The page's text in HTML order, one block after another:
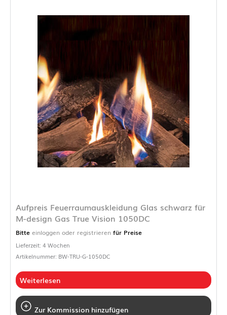
Aufpreis Feuerraumauskleidung Glas schwarz für
M-design Gas True Vision 1050DC
Bitte einloggen oder registrieren für Preise
Lieferzeit: 4 Wochen
Artikelnummer: BW-TRU-G-1050DC
Weiterlesen
Zur Kommission hinzufügen